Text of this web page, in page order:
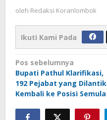
oleh Redaksi Koranlombok
Ikuti Kami Pada
Navigasi
pos
Pos sebelumnya
Bupati Pathul Klarifikasi,
192 Pejabat yang Dilantik
Kembali ke Posisi Semula